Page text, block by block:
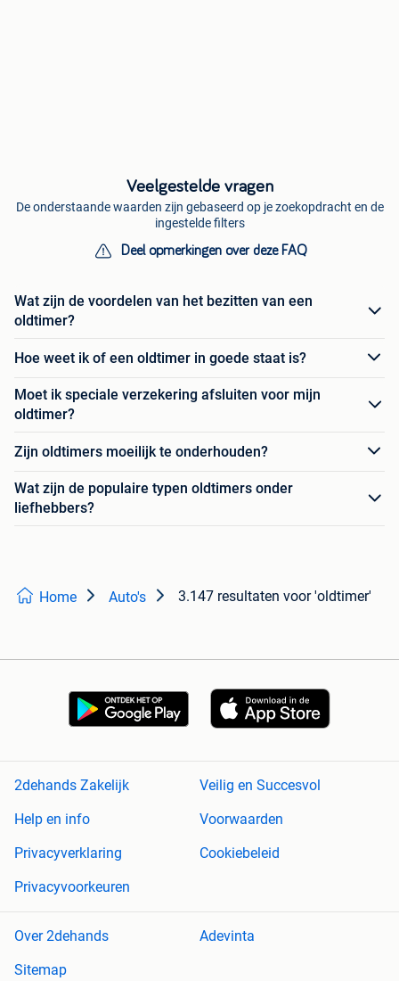
Veelgestelde vragen
De onderstaande waarden zijn gebaseerd op je zoekopdracht en de
ingestelde filters
Deel opmerkingen over deze FAQ
Wat zijn de voordelen van het bezitten van een
oldtimer?
Hoe weet ik of een oldtimer in goede staat is?
Moet ik speciale verzekering afsluiten voor mijn
oldtimer?
Zijn oldtimers moeilijk te onderhouden?
Wat zijn de populaire typen oldtimers onder
liefhebbers?
Home Auto's 3.147 resultaten voor 'oldtimer'
2dehands Zakelijk
Veilig en Succesvol
Help en info
Voorwaarden
Privacyverklaring
Cookiebeleid
Privacyvoorkeuren
Over 2dehands
Adevinta
Sitemap